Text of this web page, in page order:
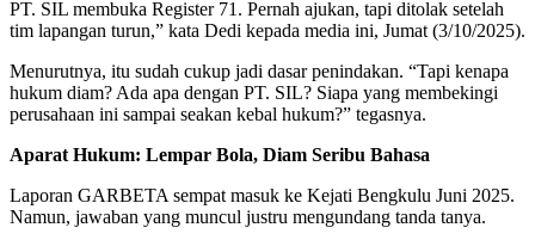
PT. SIL membuka Register 71. Pernah ajukan, tapi ditolak setelah
tim lapangan turun,” kata Dedi kepada media ini, Jumat (3/10/2025).
Menurutnya, itu sudah cukup jadi dasar penindakan. “Tapi kenapa
hukum diam? Ada apa dengan PT. SIL? Siapa yang membekingi
perusahaan ini sampai seakan kebal hukum?” tegasnya.
Aparat Hukum: Lempar Bola, Diam Seribu Bahasa
Laporan GARBETA sempat masuk ke Kejati Bengkulu Juni 2025.
Namun, jawaban yang muncul justru mengundang tanda tanya.